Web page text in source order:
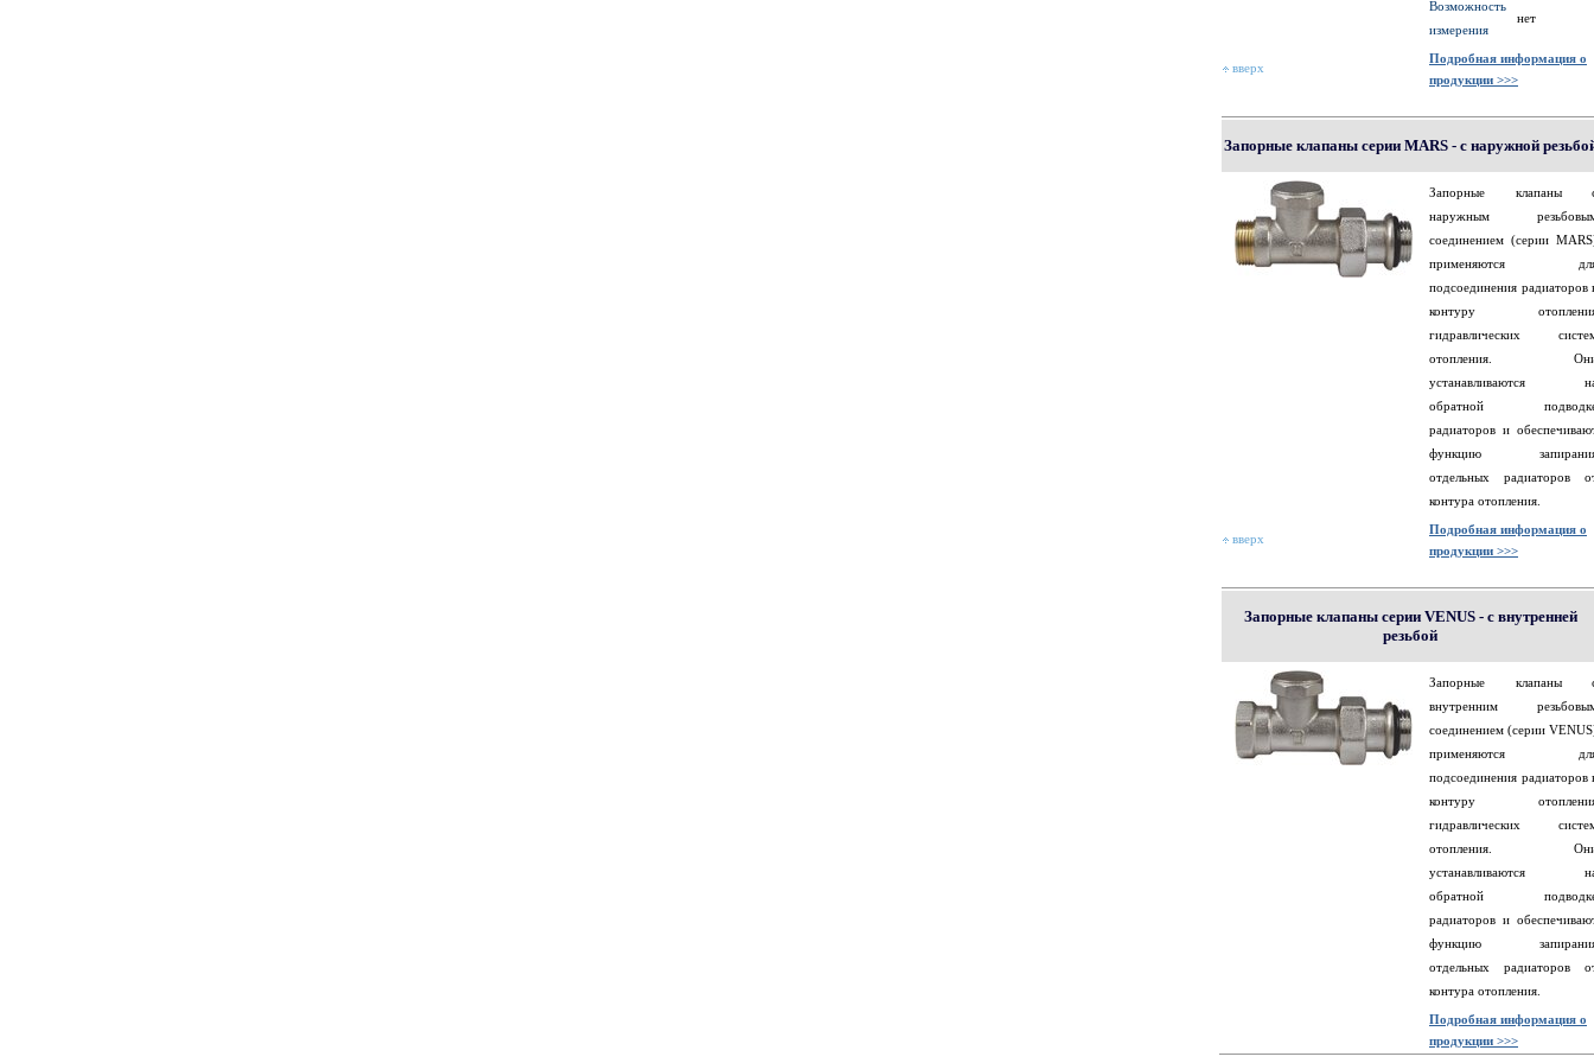
Возможность
измерения
нет
вверх
Подробная информация о
продукции >>>
Запорные клапаны серии MARS - с наружной
Запорные клапаны
наружным
соединением (серии
применяются
подсоединения радиаторов
контуру
гидравлических
отопления.
устанавливаются
обратной
радиаторов и
функцию
отдельных радиаторов
контура отопления.
вверх
Подробная информация о
продукции >>>
Запорные клапаны серии VENUS - с внутренней
резьбой
Запорные клапаны
внутренним
соединением (серии
применяются
подсоединения радиаторов
контуру
гидравлических
отопления.
устанавливаются
обратной
радиаторов и
функцию
отдельных радиаторов
контура отопления.
Подробная информация о
продукции >>>